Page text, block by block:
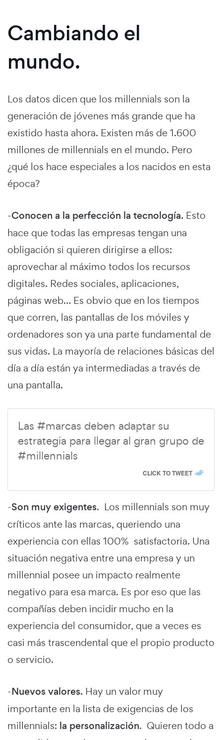
Cambiando el
mundo.
Los datos dicen que los millennials son la
generación de jóvenes más grande que ha
existido hasta ahora. Existen más de 1.600
millones de millennials en el mundo. Pero
¿qué los hace especiales a los nacidos en esta
época?
-Conocen a la perfección la tecnología. Esto
hace que todas las empresas tengan una
obligación si quieren dirigirse a ellos:
aprovechar al máximo todos los recursos
digitales. Redes sociales, aplicaciones,
páginas web… Es obvio que en los tiempos
que corren, las pantallas de los móviles y
ordenadores son ya una parte fundamental de
sus vidas. La mayoría de relaciones básicas del
día a día están ya intermediadas a través de
una pantalla.
Las #marcas deben adaptar su
estrategia para llegar al gran grupo de
#millennials
CLICK TO TWEET
-Son muy exigentes. Los millennials son muy
críticos ante las marcas, queriendo una
experiencia con ellas 100% satisfactoria. Una
situación negativa entre una empresa y un
millennial posee un impacto realmente
negativo para esa marca. Es por eso que las
compañías deben incidir mucho en la
experiencia del consumidor, que a veces es
casi más trascendental que el propio producto
o servicio.
-Nuevos valores. Hay un valor muy
importante en la lista de exigencias de los
millennials: la personalización. Quieren todo a